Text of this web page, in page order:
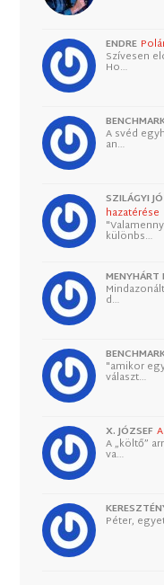
ENDRE
Szívesen
Ho…
A svéd
an…
SZILÁGYI
hazatérése
különbs…
MENYHÁRT
d…
"amikor
választ…
X. JÓZSEF
A „költő”
va…
Péter,